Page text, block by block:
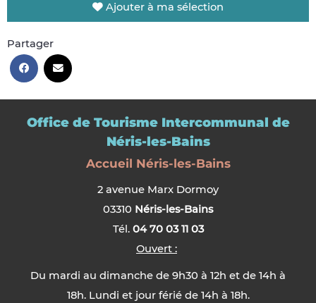
Ajouter à ma sélection
Partager
Office de Tourisme Intercommunal de
Néris-les-Bains
Accueil Néris-les-Bains
2 avenue Marx Dormoy
03310 Néris-les-Bains
Tél. 04 70 03 11 03
Ouvert :
Du mardi au dimanche de 9h30 à 12h et de 14h à
18h. Lundi et jour férié de 14h à 18h.